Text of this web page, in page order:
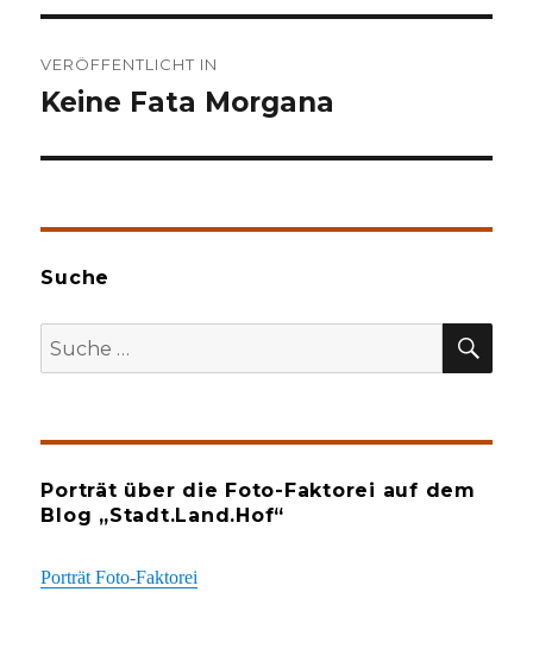
VERÖFFENTLICHT IN
Keine Fata Morgana
Suche
Suche
nach:
Porträt über die Foto-Faktorei auf dem
Blog „Stadt.Land.Hof“
Porträt Foto-Faktorei